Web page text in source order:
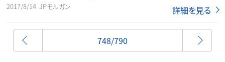
2017/8/14 JPモルガン
詳細を見る
前へ
748/790